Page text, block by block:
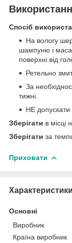
Спосіб
На вологу
шампуню і
поверхні від
Ретельно
За
тижні.
НЕ допускати
Зберігати в місці
Зберігати за
Приховати
Характеристики
Основні
Виробник
Країна виробник